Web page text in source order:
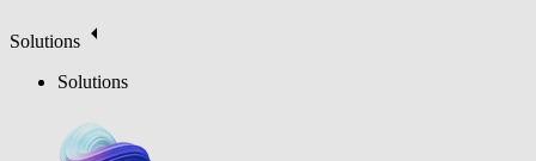
Solutions
Solutions